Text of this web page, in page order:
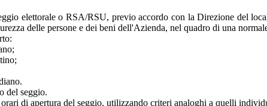
elettorale o RSA/RSU, previo accordo con la Direzione del
delle persone e dei beni dell'Azienda, nel quadro di una
del seggio.
di apertura del seggio, utilizzando criteri analoghi a quelli